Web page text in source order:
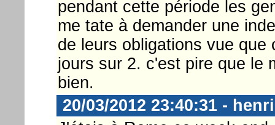
pendant cette période les
me tate à demander une
de leurs obligations vue
jours sur 2. c'est pire que le
bien.
20/03/2012 23:40:31 - henri